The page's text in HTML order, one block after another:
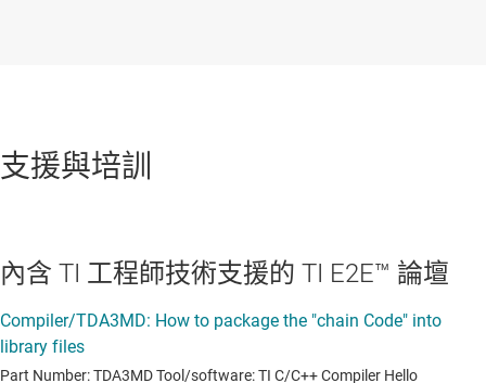
支援與培訓
內含 TI 工程師技術支援的 TI E2E™ 論壇